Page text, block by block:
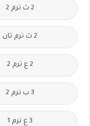
2 ث ترم 2
2 ث ترم ثان
2 ع ترم 2
3 ب ترم 2
3 ع ترم 1